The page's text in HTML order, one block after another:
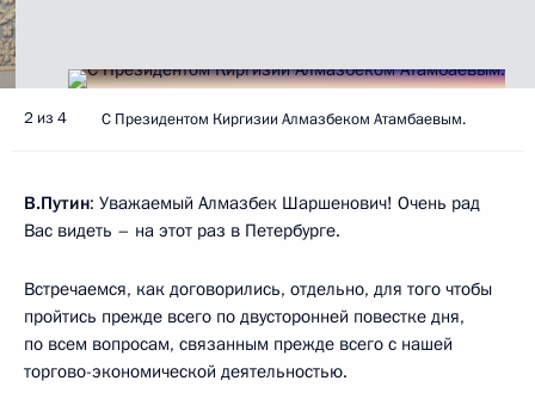
2 из 4 С Президентом Киргизии Алмазбеком Атамбаевым.
В.Путин: Уважаемый Алмазбек Шаршенович! Очень рад
Вас видеть – на этот раз в Петербурге.
Встречаемся, как договорились, отдельно, для того чтобы
пройтись прежде всего по двусторонней повестке дня,
по всем вопросам, связанным прежде всего с нашей
торгово-экономической деятельностью.